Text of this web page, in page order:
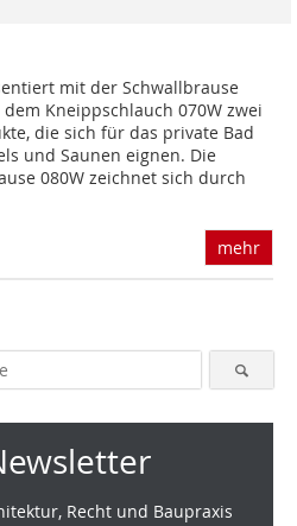
mit der Schwallbrause
Kneippschlauch 070W zwei
die sich für das private Bad
und Saunen eignen. Die
080W zeichnet sich durch
mehr
Recht und Baupraxis